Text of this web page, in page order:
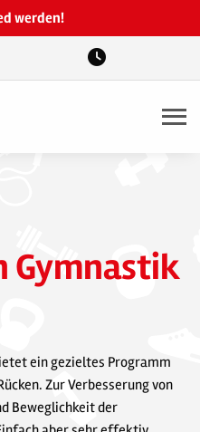
werden!
Gymnastik
ein gezieltes Programm
Zur Verbesserung von
Beweglichkeit der